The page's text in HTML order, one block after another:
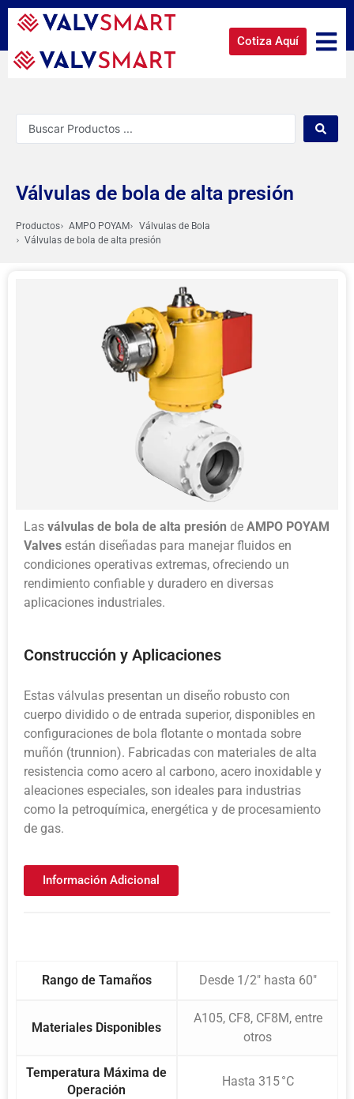
Cotiza Aquí
Válvulas de bola de alta presión
Productos AMPO POYAM
Válvulas de Bola
Válvulas de bola de alta presión
Las válvulas de bola de alta presión de AMPO POYAM
Valves están diseñadas para manejar fluidos en
condiciones operativas extremas, ofreciendo un
rendimiento confiable y duradero en diversas
aplicaciones industriales.
Construcción y Aplicaciones
Estas válvulas presentan un diseño robusto con
cuerpo dividido o de entrada superior, disponibles en
configuraciones de bola flotante o montada sobre
muñón (trunnion). Fabricadas con materiales de alta
resistencia como acero al carbono, acero inoxidable y
aleaciones especiales, son ideales para industrias
como la petroquímica, energética y de procesamiento
de gas.
Información Adicional
Rango de Tamaños Desde 1/2″ hasta 60″
Materiales Disponibles
A105, CF8, CF8M, entre
otros
Temperatura Máxima de
Operación
Hasta 315 °C